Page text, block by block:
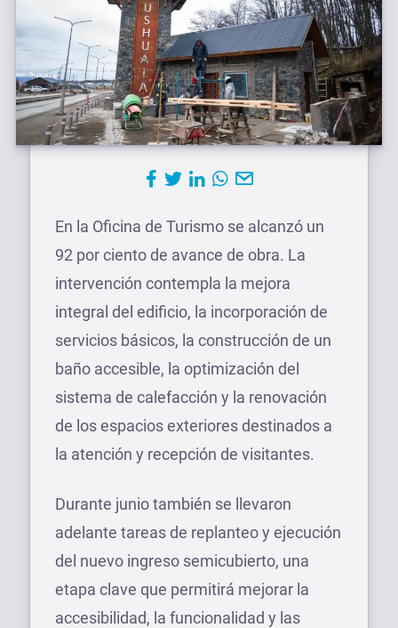
En la Oficina de Turismo se alcanzó un
92 por ciento de avance de obra. La
intervención contempla la mejora
integral del edificio, la incorporación de
servicios básicos, la construcción de un
baño accesible, la optimización del
sistema de calefacción y la renovación
de los espacios exteriores destinados a
la atención y recepción de visitantes.
Durante junio también se llevaron
adelante tareas de replanteo y ejecución
del nuevo ingreso semicubierto, una
etapa clave que permitirá mejorar la
accesibilidad, la funcionalidad y las